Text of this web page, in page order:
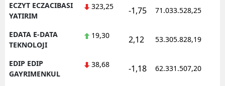
ECZYT ECZACIBASI
YATIRIM
323,25 -1,75 71.033.528,25
EDATA E-DATA
TEKNOLOJI
19,30 2,12 53.305.828,19
EDIP EDIP
GAYRIMENKUL
38,68 -1,18 62.331.507,20